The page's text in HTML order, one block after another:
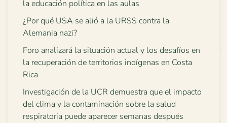
la educación política en las aulas
¿Por qué USA se alió a la URSS contra la
Alemania nazi?
Foro analizará la situación actual y los desafíos en
la recuperación de territorios indígenas en Costa
Rica
Investigación de la UCR demuestra que el impacto
del clima y la contaminación sobre la salud
respiratoria puede aparecer semanas después